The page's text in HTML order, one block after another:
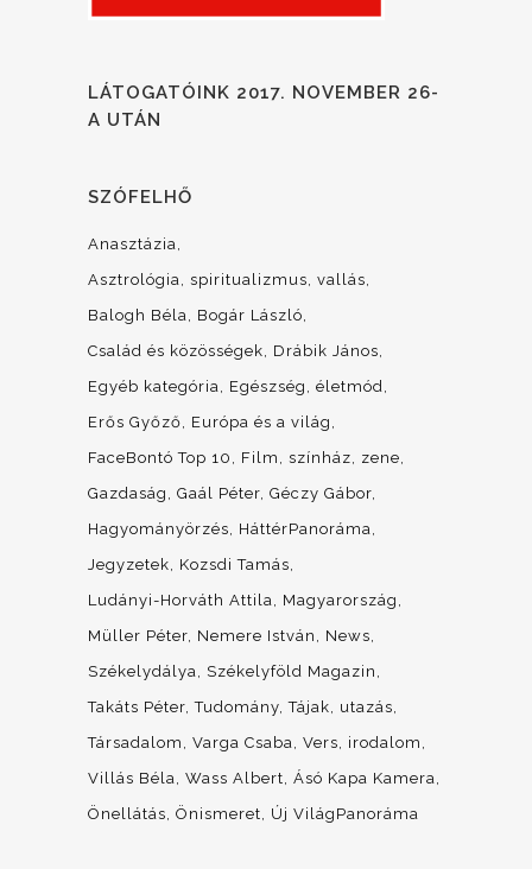
LÁTOGATÓINK 2017. NOVEMBER 26-
A UTÁN
SZÓFELHŐ
Anasztázia
Asztrológia, spiritualizmus, vallás
Balogh Béla
Bogár László
Család és közösségek
Drábik János
Egyéb kategória
Egészség, életmód
Erős Győző
Európa és a világ
FaceBontó Top 10
Film, színház, zene
Gazdaság
Gaál Péter Géczy Gábor
Hagyományörzés
HáttérPanoráma
Jegyzetek
Kozsdi Tamás
Ludányi-Horváth Attila
Magyarország
Müller Péter Nemere István
News
Székelydálya
Székelyföld Magazin
Takáts Péter Tudomány Tájak, utazás
Társadalom
Varga Csaba
Vers, irodalom
Villás Béla
Wass Albert Ásó Kapa Kamera
Önellátás Önismeret Új VilágPanoráma